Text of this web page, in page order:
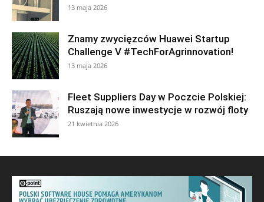
13 maja 2026
Znamy zwycięzców Huawei Startup
Challenge V #TechForAgrinnovation!
13 maja 2026
Fleet Suppliers Day w Poczcie Polskiej:
Ruszają nowe inwestycje w rozwój floty
21 kwietnia 2026